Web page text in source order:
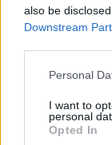
also be
Downstream
Personal
I want to
personal
Opted In
Champions
Muani, però,
allenato